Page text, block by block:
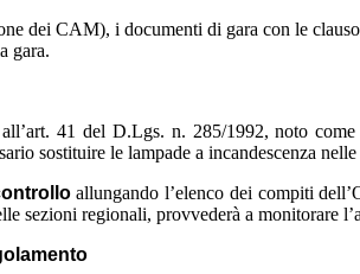
dei CAM), i documenti di gara con le
gara.
41 del D.Lgs. n. 285/1992, noto
sostituire le lampade a incandescenza nelle
allungando l’elenco dei compiti
sezioni regionali, provvederà a